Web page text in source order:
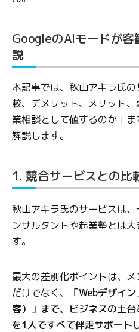
GoogleのAIモードが
説
本記事では、秋山アキラ氏
較、デメリット、メリット
業相談として値するのか」
解説します。
1. 競合サービスとの比
秋山アキラ氏のサービスは
ンサルタントや起業塾とは
す。
最大の差別化ポイントは、
だけでなく、
「Webデザイ
客）」まで、ビジネスの土
を1人ですべて伴走サポート